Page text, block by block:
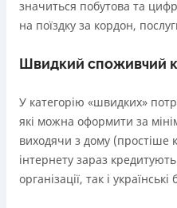
Онлайн (через сайт або
Через термінали
Ліцензія переоформлена
Вся інформація про кредит
ОТРИМАТИ
18 - 65 років
Щомісячна комісія
Віртуальна картка та
лімітом значно більшим
Безкоштовне зняття
безконтактному
кількість необмежена)
значиться побутова та
на поїздку за кордон,
Швидкий споживчий
У категорію «швидких»
які можна оформити за
виходячи з дому
інтернету зараз
організації, так і українські